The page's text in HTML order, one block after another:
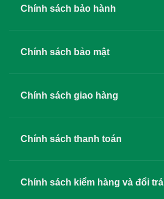
Chính sách bảo hành
Chính sách bảo mật
Chính sách giao hàng
Chính sách thanh toán
Chính sách kiểm hàng và đổi trả